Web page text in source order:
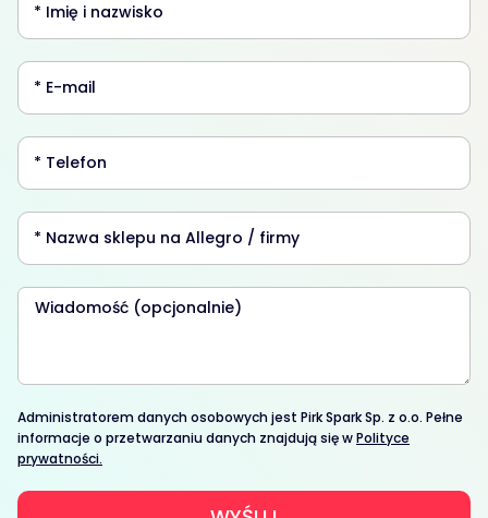
Administratorem danych osobowych jest Pirk Spark Sp. z o.o. Pełne
informacje o przetwarzaniu danych znajdują się wPolityce
prywatności.